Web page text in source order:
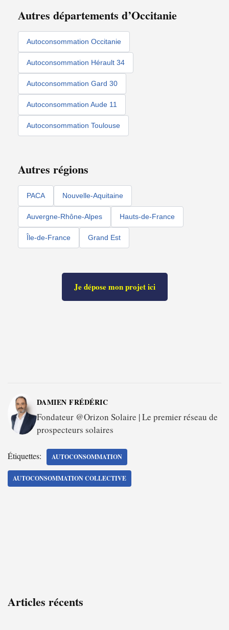
Autres départements d’Occitanie
Autoconsommation Occitanie
Autoconsommation Hérault 34
Autoconsommation Gard 30
Autoconsommation Aude 11
Autoconsommation Toulouse
Autres régions
PACA Nouvelle-Aquitaine
Auvergne-Rhône-Alpes Hauts-de-France
Île-de-France Grand Est
Je dépose mon projet ici
DAMIEN FRÉDÉRIC
Fondateur @Orizon Solaire | Le premier réseau de
prospecteurs solaires
Étiquettes: AUTOCONSOMMATION
AUTOCONSOMMATION COLLECTIVE
Articles récents